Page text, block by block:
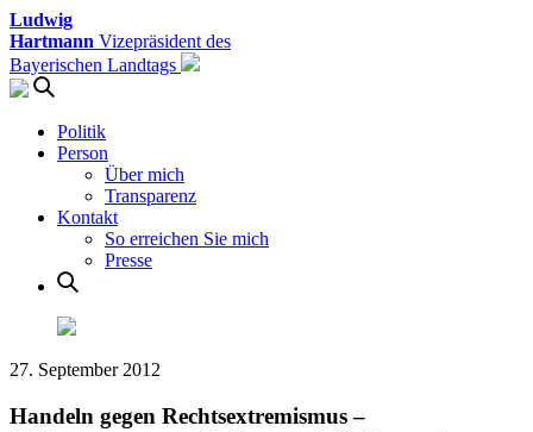
Ludwig
Hartmann Vizepräsident des
Bayerischen Landtags
Politik
Person
Über mich
Transparenz
Kontakt
So erreichen Sie mich
Presse
27. September 2012
Handeln gegen Rechtsextremismus –